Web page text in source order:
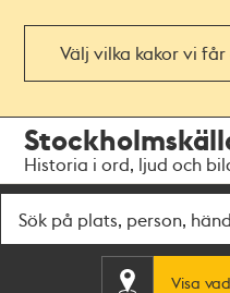
Välj vilka kakor vi
navigationen
huvudinnehållet
Historia i ord, ljud och
Visa